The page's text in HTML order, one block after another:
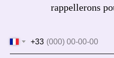
rappellerons
+33